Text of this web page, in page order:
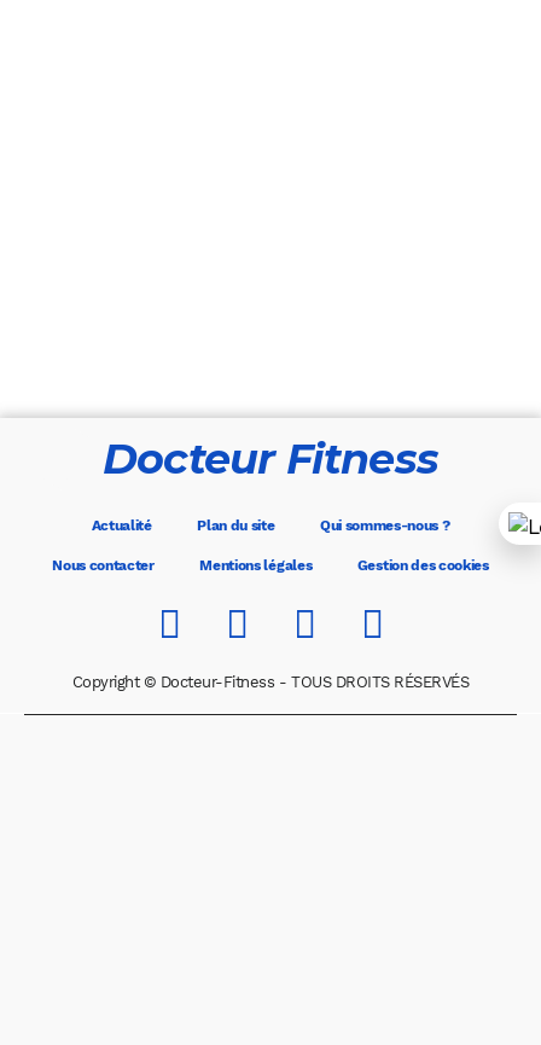
Docteur Fitness
Actualité Plan du site Qui sommes-nous ?
Nous contacter Mentions légales Gestion des cookies
Copyright © Docteur-Fitness - TOUS DROITS RÉSERVÉS